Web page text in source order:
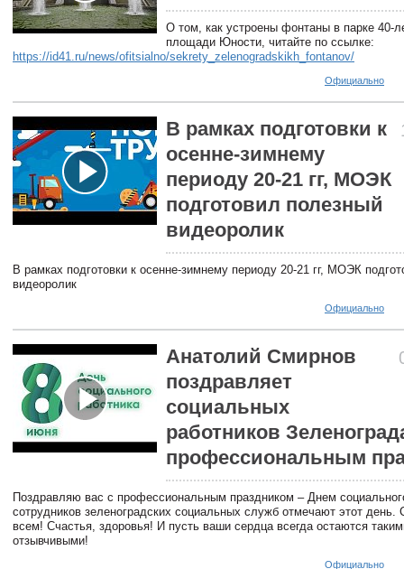
О том, как устроены фонтаны в парке 40-
площади Юности, читайте по ссылке:
https://id41.ru/news/ofitsialno/sekrety_zelenogradskikh_fontanov/
Официально
В рамках подготовки к
осенне-зимнему
периоду 20-21 гг, МОЭК
подготовил полезный
видеоролик
В рамках подготовки к осенне-зимнему периоду 20-21 гг, МОЭК
видеоролик
Официально
Анатолий Смирнов
поздравляет
социальных
работников
профессиональным
Поздравляю вас с профессиональным праздником – Днем
сотрудников зеленоградских социальных служб отмечают этот день.
всем! Счастья, здоровья! И пусть ваши сердца всегда остаются
отзывчивыми!
Официально